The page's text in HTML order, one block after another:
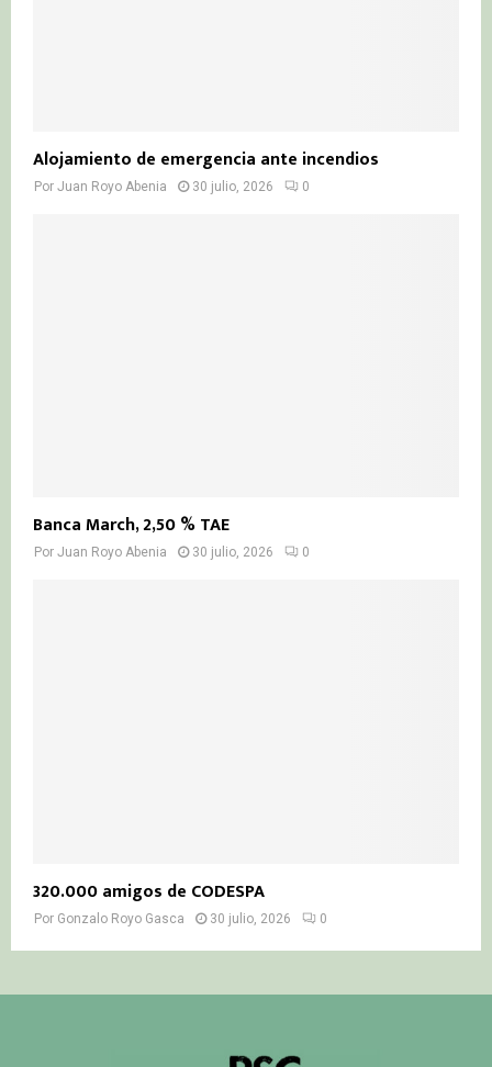
Alojamiento de emergencia ante incendios
Por Juan Royo Abenia 30 julio, 2026 0
Banca March, 2,50 % TAE
Por Juan Royo Abenia 30 julio, 2026 0
320.000 amigos de CODESPA
Por Gonzalo Royo Gasca 30 julio, 2026 0